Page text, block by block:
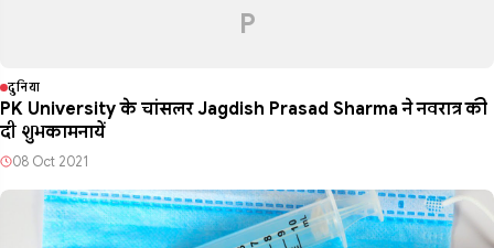
P
दुनिया
PK University के चांसलर Jagdish Prasad Sharma ने नवरात्र की
दी शुभकामनायें
08 Oct 2021